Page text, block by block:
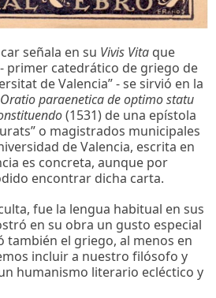
señala en su Vivis Vita que
primer catedrático de griego de
de Valencia” - se sirvió en la
Oratio paraenetica de optimo statu
(1531) de una epístola
o magistrados municipales
de Valencia, escrita en
es concreta, aunque por
encontrar dicha carta.
fue la lengua habitual en sus
en su obra un gusto especial
también el griego, al menos en
incluir a nuestro filósofo y
humanismo literario ecléctico y